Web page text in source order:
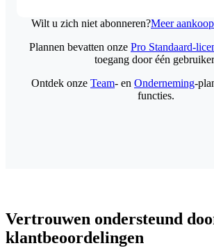
Wilt u zich niet abonneren?Meer
Plannen bevatten onze Pro Standaard-
toegang door één
Ontdek onze Team- en Onderneming-
functies.
Vertrouwen ondersteund
klantbeoordelingen